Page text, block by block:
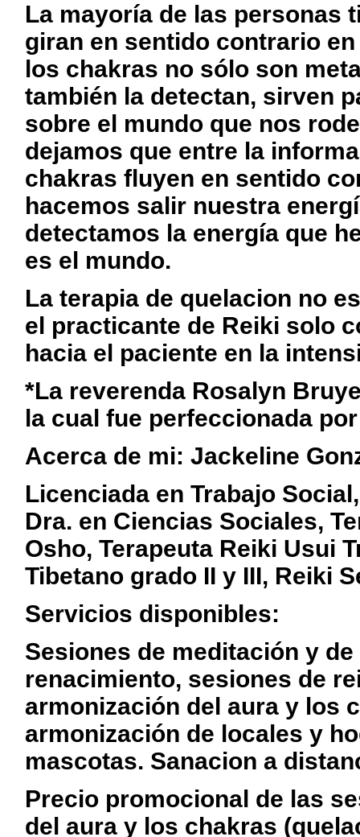
La mayoría de las personas
giran en sentido contrario
los chakras no sólo son
también la detectan, sirven
sobre el mundo que nos
dejamos que entre la
chakras fluyen en sentido
hacemos salir nuestra
detectamos la energía que
es el mundo.
La terapia de quelacion no
el practicante de Reiki solo
hacia el paciente en la
*La reverenda Rosalyn
la cual fue perfeccionada
Acerca de mi: Jackeline
Licenciada en Trabajo
Dra. en Ciencias Sociales,
Osho, Terapeuta Reiki Usui
Tibetano grado II y III, Reiki
Servicios disponibles:
Sesiones de meditación y
renacimiento, sesiones de
armonización del aura y los
armonización de locales y
mascotas. Sanacion a
Precio promocional de las
del aura y los chakras